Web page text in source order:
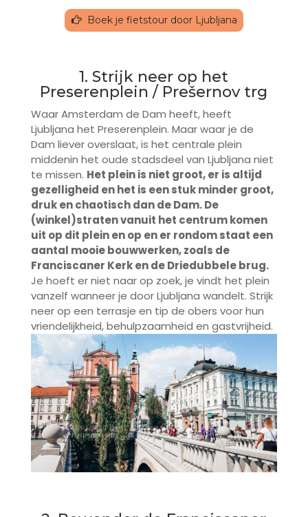
Boek je fietstour door Ljubljana
1. Strijk neer op het
Preserenplein / Prešernov trg
Waar Amsterdam de Dam heeft, heeft
Ljubljana het Preserenplein. Maar waar je de
Dam liever overslaat, is het centrale plein
middenin het oude stadsdeel van Ljubljana niet
te missen. Het plein is niet groot, er is altijd
gezelligheid en het is een stuk minder groot,
druk en chaotisch dan de Dam. De
(winkel)straten vanuit het centrum komen
uit op dit plein en op en er rondom staat een
aantal mooie bouwwerken, zoals de
Franciscaner Kerk en de Driedubbele brug.
Je hoeft er niet naar op zoek, je vindt het plein
vanzelf wanneer je door Ljubljana wandelt. Strijk
neer op een terrasje en tip de obers voor hun
vriendelijkheid, behulpzaamheid en gastvrijheid.